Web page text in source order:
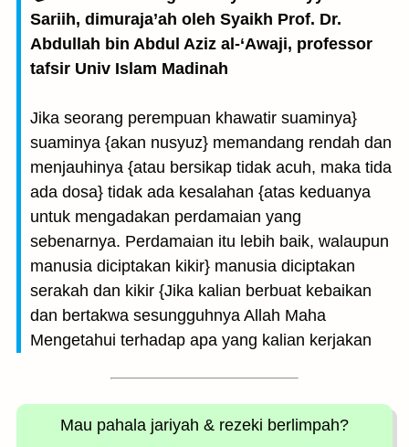
Sariih, dimuraja’ah oleh Syaikh Prof. Dr.
Abdullah bin Abdul Aziz al-‘Awaji, professor
tafsir Univ Islam Madinah
Jika seorang perempuan khawatir suaminya}
suaminya {akan nusyuz} memandang rendah dan
menjauhinya {atau bersikap tidak acuh, maka tida
ada dosa} tidak ada kesalahan {atas keduanya
untuk mengadakan perdamaian yang
sebenarnya. Perdamaian itu lebih baik, walaupun
manusia diciptakan kikir} manusia diciptakan
serakah dan kikir {Jika kalian berbuat kebaikan
dan bertakwa sesungguhnya Allah Maha
Mengetahui terhadap apa yang kalian kerjakan
Mau pahala jariyah & rezeki berlimpah?